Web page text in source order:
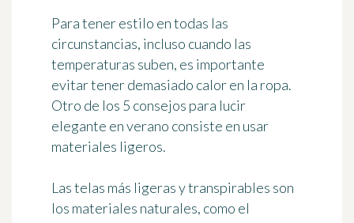
Para tener estilo en todas las
circunstancias, incluso cuando las
temperaturas suben, es importante
evitar tener demasiado calor en la ropa.
Otro de los 5 consejos para lucir
elegante en verano consiste en usar
materiales ligeros.
Las telas más ligeras y transpirables son
los materiales naturales, como el